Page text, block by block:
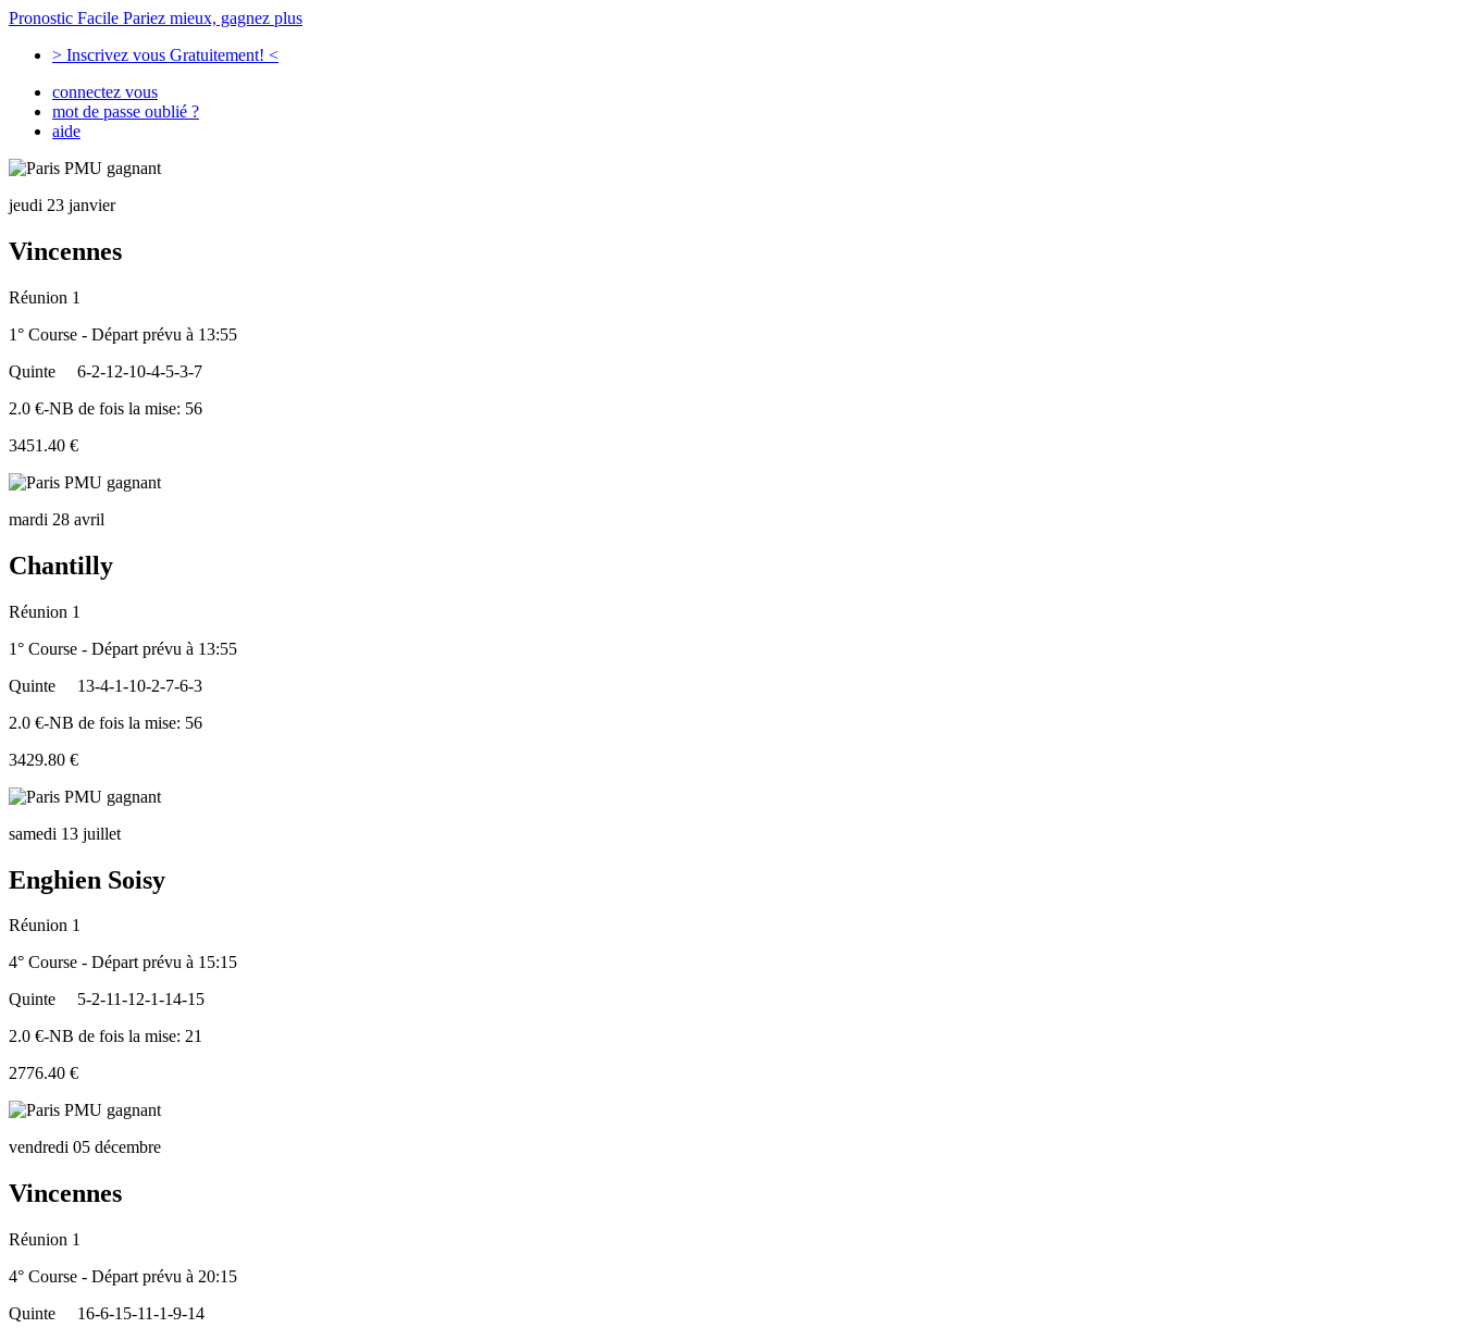
Pronostic Facile Pariez mieux, gagnez plus
> Inscrivez vous Gratuitement! <
connectez vous
mot de passe oublié ?
aide
jeudi 23 janvier
Vincennes
Réunion 1
1° Course - Départ prévu à 13:55
Quinte
6-2-12-10-4-5-3-7
2.0 €-NB de fois la mise: 56
3451.40 €
mardi 28 avril
Chantilly
Réunion 1
1° Course - Départ prévu à 13:55
Quinte
13-4-1-10-2-7-6-3
2.0 €-NB de fois la mise: 56
3429.80 €
samedi 13 juillet
Enghien Soisy
Réunion 1
4° Course - Départ prévu à 15:15
Quinte
5-2-11-12-1-14-15
2.0 €-NB de fois la mise: 21
2776.40 €
vendredi 05 décembre
Vincennes
Réunion 1
4° Course - Départ prévu à 20:15
Quinte
16-6-15-11-1-9-14